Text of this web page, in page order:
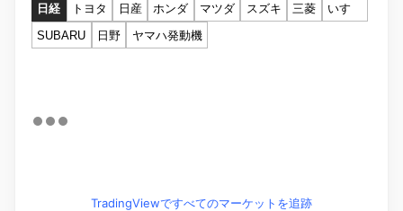
日経 トヨタ 日産 ホンダ マツダ スズキ 三菱
いすゞ
SUBARU
日野 ヤマハ発動機
TradingViewですべてのマーケットを追跡